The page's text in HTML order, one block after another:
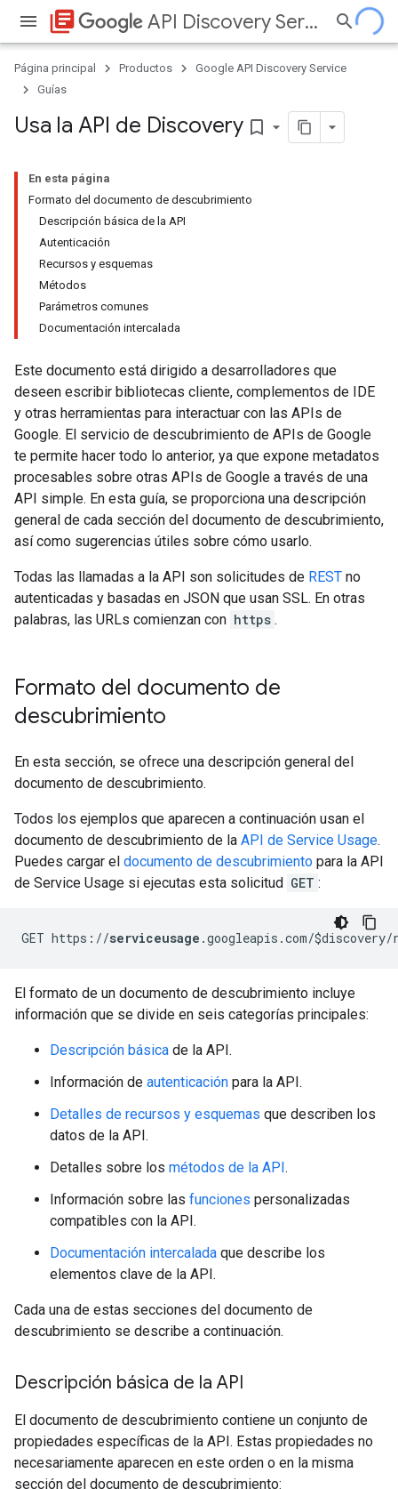
library_books API Discovery Service
Página principal Productos
Google API Discovery Service
Guías
Usa la API de Discovery bookmark_border
En esta página
Formato del documento de descubrimiento
Descripción básica de la API
Autenticación
Recursos y esquemas
Métodos
Parámetros comunes
Documentación intercalada
Este documento está dirigido a desarrolladores que
deseen escribir bibliotecas cliente, complementos de IDE
y otras herramientas para interactuar con las APIs de
Google. El servicio de descubrimiento de APIs de Google
te permite hacer todo lo anterior, ya que expone metadatos
procesables sobre otras APIs de Google a través de una
API simple. En esta guía, se proporciona una descripción
general de cada sección del documento de descubrimiento,
así como sugerencias útiles sobre cómo usarlo.
Todas las llamadas a la API son solicitudes de REST no
autenticadas y basadas en JSON que usan SSL. En otras
palabras, las URLs comienzan con https .
Formato del documento de
descubrimiento
En esta sección, se ofrece una descripción general del
documento de descubrimiento.
Todos los ejemplos que aparecen a continuación usan el
documento de descubrimiento de la API de Service Usage.
Puedes cargar el documento de descubrimiento para la API
de Service Usage si ejecutas esta solicitud GET :
GET https://serviceusage .googleapis.com/
El formato de un documento de descubrimiento incluye
información que se divide en seis categorías principales:
Descripción básica de la API.
Información de autenticación para la API.
Detalles de recursos y esquemas que describen los
datos de la API.
Detalles sobre los métodos de la API.
Información sobre las funciones personalizadas
compatibles con la API.
Documentación intercalada que describe los
elementos clave de la API.
Cada una de estas secciones del documento de
descubrimiento se describe a continuación.
Descripción básica de la API
El documento de descubrimiento contiene un conjunto de
propiedades específicas de la API. Estas propiedades no
necesariamente aparecen en este orden o en la misma
sección del documento de descubrimiento: